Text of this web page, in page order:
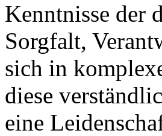
Kenntnisse der
Sorgfalt,
sich in
diese
eine